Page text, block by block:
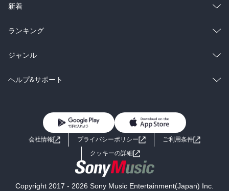
ラノベ
雑誌・グラビア
BL・TL
総合
ラノベ
雑誌・グラビア
BL・TL
新着
総合
ラノベ
雑誌・グラビア
ランキング
総合
ラノベ
ジャンル
コミック
ライトノベル 男子向けラノベ
小説
海外小説
ヘルプ&サポート
よくあるご質問 お問い合わせ
会社情報 プライバシーポリシー
ご利用条件
クッキーの詳細
Copyright 2017 - 2026 Sony Music Entertainment(Japan) Inc.